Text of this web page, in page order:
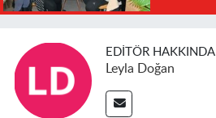
EDITÖR HAKKINDA
Leyla Doğan